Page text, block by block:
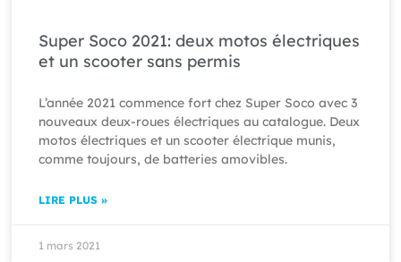
Super Soco 2021: deux motos électriques
et un scooter sans permis
L’année 2021 commence fort chez Super Soco avec 3
nouveaux deux-roues électriques au catalogue. Deux
motos électriques et un scooter électrique munis,
comme toujours, de batteries amovibles.
LIRE PLUS »
1 mars 2021